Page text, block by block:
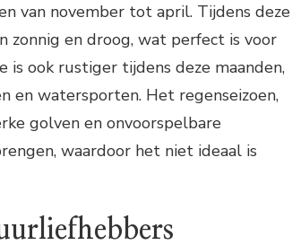
van november tot april. Tijdens deze
zonnig en droog, wat perfect is voor
is ook rustiger tijdens deze maanden,
en watersporten. Het regenseizoen,
golven en onvoorspelbare
waardoor het niet ideaal is